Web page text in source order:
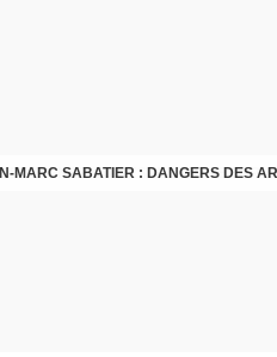
MARC SABATIER : DANGERS DES